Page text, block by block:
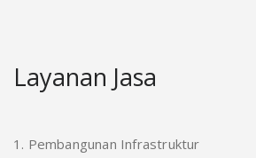
Layanan Jasa
1. Pembangunan Infrastruktur